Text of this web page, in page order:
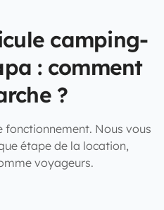
camping-
: comment
?
fonctionnement. Nous vous
étape de la location,
voyageurs.